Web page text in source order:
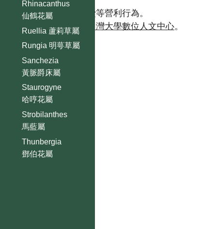
Rhinacanthus
仙鶴花屬
Ruellia 蘆莉草屬
Rungia 明萼草屬
Sanchezia
黃脈爵床屬
Staurogyne
哈哼花屬
Strobilanthes
馬藍屬
Thunbergia
鄧伯花屬
且不得有收取資料查詢費等營利行為。
如需商業使用，請聯繫
台灣大學數位人文中心。